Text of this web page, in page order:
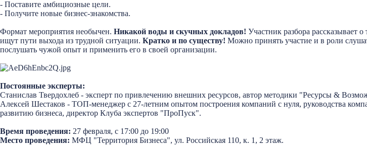
- Поставите амбициозные цели.
- Получите новые бизнес-знакомства.
Формат мероприятия необычен. Никакой воды и скучных докладов! Участник разбора рассказывает
ищут пути выхода из трудной ситуации. Кратко и по существу! Можно принять участие и в роли
послушать чужой опыт и применить его в своей организации.
Постоянные эксперты:
Станислав Твердохлеб - эксперт по привлечению внешних ресурсов, автор методики "Ресурсы &
Алексей Шестаков - ТОП-менеджер c 27-летним опытом построения компаний с нуля, руководства
развитию бизнеса, директор Клуба экспертов "ПроПуск".
Время проведения: 27 февраля, с 17:00 до 19:00
Место проведения: МФЦ "Территория Бизнеса", ул. Российская 110, к. 1, 2 этаж.